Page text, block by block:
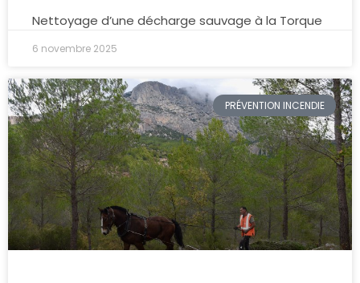
Nettoyage d’une décharge sauvage à la Torque
6 novembre 2025
PRÉVENTION INCENDIE